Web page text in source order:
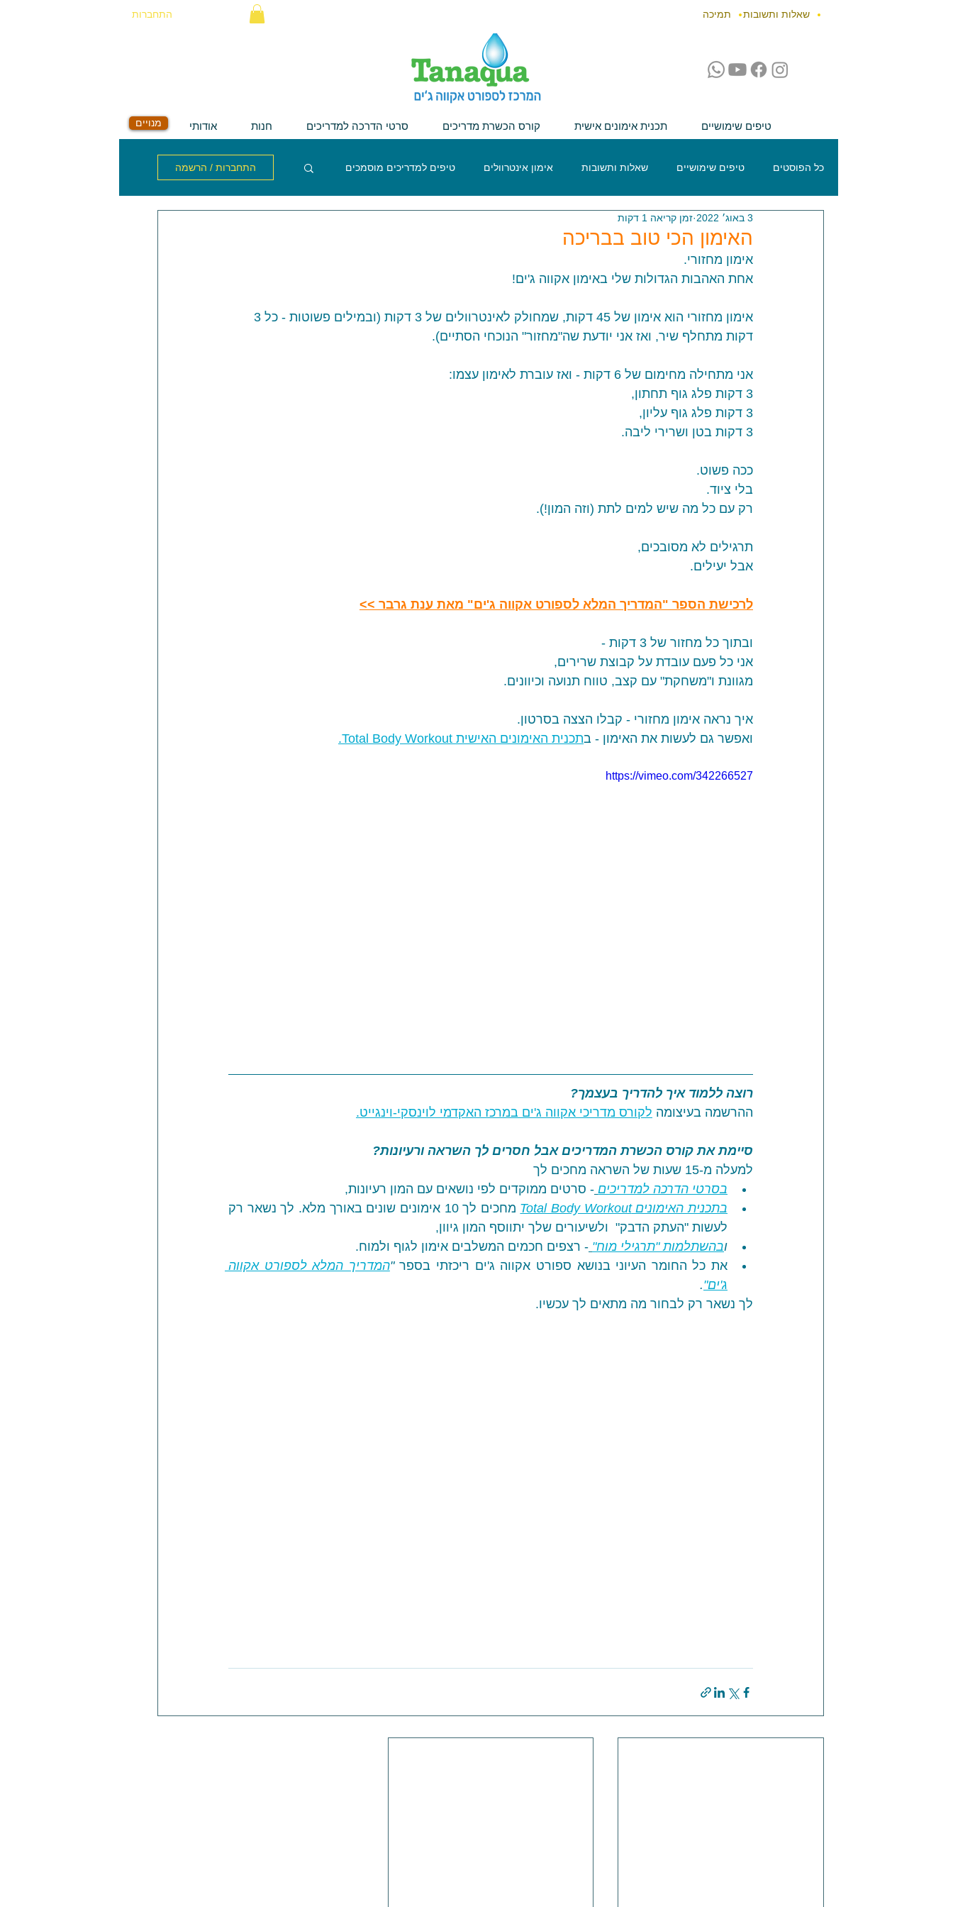
התחברות שאלות ותשובות תמיכה
מנויים אודותי חנות סרטי הדרכה למדריכים קורס הכשרת מדריכים תכנית אימונים אישית טיפים שימושיים
כל הפוסטים טיפים שימושיים שאלות ותשובות אימון אינטרוולים טיפים למדריכים מוסמכים התחברות / הרשמה
האימון הכי טוב בבריכה
3 באוג׳ 2022 זמן קריאה 1 דקות
אימון מחזורי.
אחת האהבות הגדולות שלי באימון אקווה ג'ים!
דקות מתחלף שיר, ואז אני יודעת שה"מחזור" הנוכחי הסתיים).
אני מתחילה מחימום של 6 דקות - ואז עוברת לאימון עצמו:
3 דקות פלג גוף תחתון,
3 דקות פלג גוף עליון,
3 דקות בטן ושרירי ליבה.
ככה פשוט.
בלי ציוד.
רק עם כל מה שיש למים לתת (וזה המון!).
תרגילים לא מסובכים,
אבל יעילים.
לרכישת הספר "המדריך המלא לספורט אקווה ג'ים" מאת ענת גרבר >>
ובתוך כל מחזור של 3 דקות -
אני כל פעם עובדת על קבוצת שרירים,
מגוונת ו"משחקת" עם קצב, טווח תנועה וכיוונים.
איך נראה אימון מחזורי - קבלו הצצה בסרטון.
ואפשר גם לעשות את האימון - בתכנית האימונים האישית Total Body Workout.
https://vimeo.com/342266527
רוצה ללמוד איך להדריך בעצמך?
ההרשמה בעיצומה לקורס מדריכי אקווה ג'ים במרכז האקדמי לוינסקי-וינגייט.
סיימת את קורס הכשרת המדריכים אבל חסרים לך השראה ורעיונות?
למעלה מ-15 שעות של השראה מחכים לך
בסרטי הדרכה למדריכים - סרטים ממוקדים לפי נושאים עם המון רעיונות,
בתכנית האימונים Total Body Workout
לעשות "העתק הדבק"  ולשיעורים שלך יתווסף המון גיוון,
ובהשתלמות "תרגילי מוח" - רצפים חכמים המשלבים אימון לגוף ולמוח.
את כל החומר העיוני בנושא ספורט אקווה ג'ים ריכזתי בספר "
ג'ים".
לך נשאר רק לבחור מה מתאים לך עכשיו.